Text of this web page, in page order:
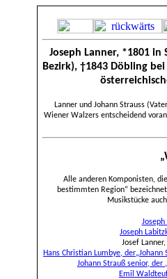
Joseph Lanner, *1801
Bezirk), †1843 Döbling
Lanner und Johann Strauss
Wiener Walzers entscheidend
Alle anderen Komponisten,
bestimmten Region“
Musikstücke
Joseph
Josef
Hans Christian Lumbye,
Johann Strauß senior, der
Emil